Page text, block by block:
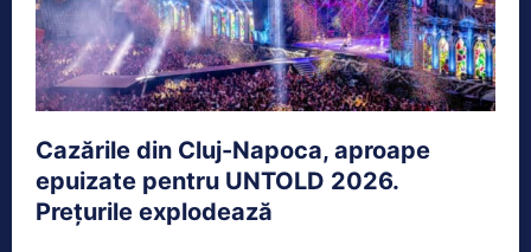
Cazările din Cluj-Napoca, aproape
epuizate pentru UNTOLD 2026.
Prețurile explodează